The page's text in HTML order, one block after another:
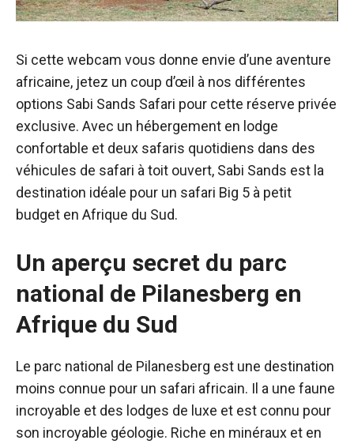
Si cette webcam vous donne envie d’une aventure
africaine, jetez un coup d’œil à nos différentes
options Sabi Sands Safari pour cette réserve privée
exclusive. Avec un hébergement en lodge
confortable et deux safaris quotidiens dans des
véhicules de safari à toit ouvert, Sabi Sands est la
destination idéale pour un safari Big 5 à petit
budget en Afrique du Sud.
Un aperçu secret du parc
national de Pilanesberg en
Afrique du Sud
Le parc national de Pilanesberg est une destination
moins connue pour un safari africain. Il a une faune
incroyable et des lodges de luxe et est connu pour
son incroyable géologie. Riche en minéraux et en